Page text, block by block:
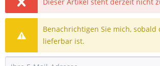
Benachrichtigen Sie mich, sobald
lieferbar ist.